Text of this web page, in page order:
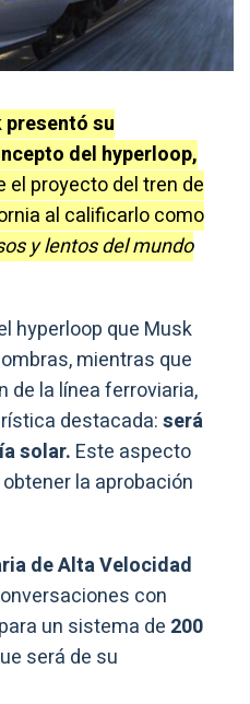
presentó su
del hyperloop,
proyecto del tren de
al calificarlo como
y lentos del mundo
hyperloop que Musk
mientras que
de la línea ferroviaria,
destacada:será
solar. Este aspecto
la aprobación
de Alta Velocidad
con
un sistema de 200
será de su